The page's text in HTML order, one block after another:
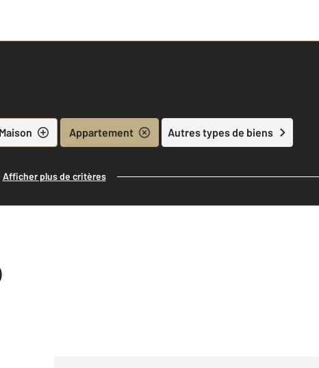
Maison Appartement Autres types de biens
Afficher plus de critères